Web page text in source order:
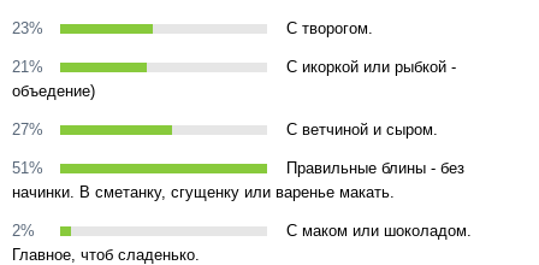
23% С творогом.
21%
С икоркой или рыбкой -
объедение)
27% С ветчиной и сыром.
51%
Правильные блины - без
начинки. В сметанку, сгущенку или варенье макать.
2%
С маком или шоколадом.
Главное, чтоб сладенько.